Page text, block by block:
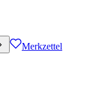
Merkzettel